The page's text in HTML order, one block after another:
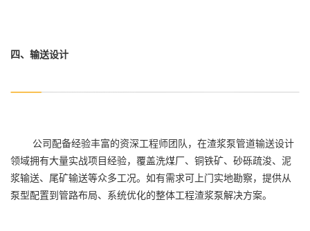
四、输送设计
公司配备经验丰富的资深工程师团队，在渣浆泵管道输送设计
领域拥有大量实战项目经验，覆盖洗煤厂、铜铁矿、砂砾疏浚、泥
浆输送、尾矿输送等众多工况。如有需求可上门实地勘察，提供从
泵型配置到管路布局、系统优化的整体工程渣浆泵解决方案。